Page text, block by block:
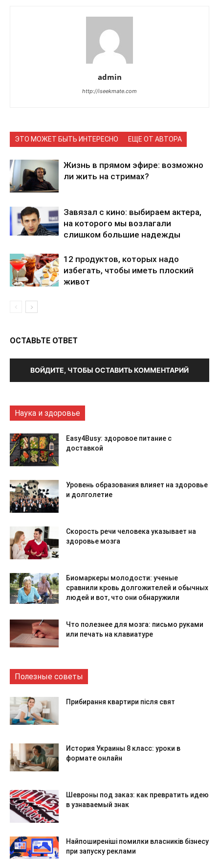
admin
http://iseekmate.com
ЭТО МОЖЕТ БЫТЬ ИНТЕРЕСНО ЕЩЕ ОТ АВТОРА
Жизнь в прямом эфире: возможно
ли жить на стримах?
Завязал с кино: выбираем актера,
на которого мы возлагали
слишком большие надежды
12 продуктов, которых надо
избегать, чтобы иметь плоский
живот
ОСТАВЬТЕ ОТВЕТ
ВОЙДИТЕ, ЧТОБЫ ОСТАВИТЬ КОММЕНТАРИЙ
Наука и здоровье
Easy4Busy: здоровое питание с
доставкой
Уровень образования влияет на здоровье
и долголетие
Скорость речи человека указывает на
здоровье мозга
Биомаркеры молодости: ученые
сравнили кровь долгожителей и обычных
людей и вот, что они обнаружили
Что полезнее для мозга: письмо руками
или печать на клавиатуре
Полезные советы
Прибирання квартири після свят
История Украины 8 класс: уроки в
формате онлайн
Шевроны под заказ: как превратить идею
в узнаваемый знак
Найпоширеніші помилки власників бізнесу
при запуску реклами